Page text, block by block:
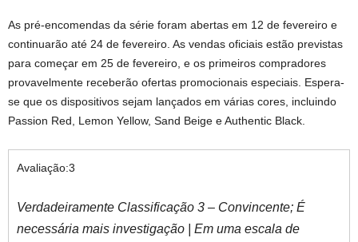
As pré-encomendas da série foram abertas em 12 de fevereiro e
continuarão até 24 de fevereiro. As vendas oficiais estão previstas
para começar em 25 de fevereiro, e os primeiros compradores
provavelmente receberão ofertas promocionais especiais. Espera-
se que os dispositivos sejam lançados em várias cores, incluindo
Passion Red, Lemon Yellow, Sand Beige e Authentic Black.
Avaliação:3
Verdadeiramente Classificação 3 – Convincente; É
necessária mais investigação | Em uma escala de